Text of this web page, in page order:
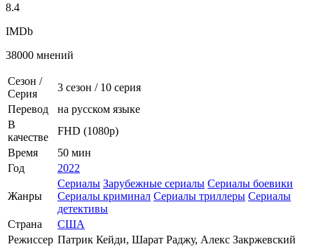
8.4
IMDb
38000 мнений
Сезон /
Серия
3 сезон / 10 серия
Перевод
на русском языке
В
качестве
FHD (1080p)
Время
50 мин
Год
2022
Жанры
Сериалы Зарубежные сериалы Сериалы боевики
Сериалы криминал Сериалы триллеры Сериалы
детективы
Страна
США
Режиссер Патрик Кейди, Шарат Раджу, Алекс Закржевский